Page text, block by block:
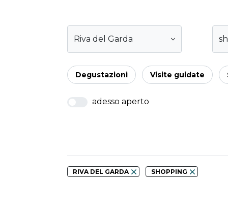
Riva del Garda
Degustazioni Visite guidate
adesso aperto
RIVA DEL GARDA SHOPPING